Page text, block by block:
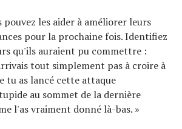
pouvez les aider à améliorer leurs
pour la prochaine fois. Identifiez
qu'ils auraient pu commettre :
tout simplement pas à croire à
tu as lancé cette attaque
au sommet de la dernière
l'as vraiment donné là-bas. »